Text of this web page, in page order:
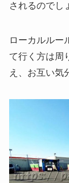
されるのでし
ローカルルー
て行く方は周
え、お互い気